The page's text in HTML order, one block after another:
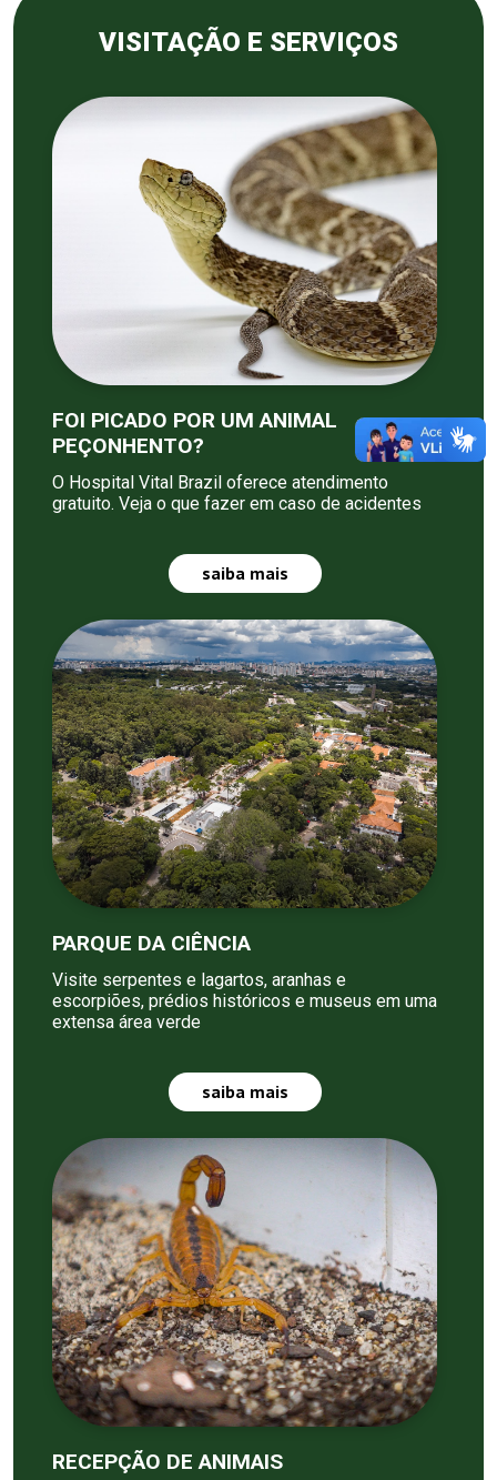
VISITAÇÃO E SERVIÇOS
FOI PICADO POR UM ANIMAL
PEÇONHENTO?
O Hospital Vital Brazil oferece atendimento
gratuito. Veja o que fazer em caso de acidentes
saiba mais
PARQUE DA CIÊNCIA
Visite serpentes e lagartos, aranhas e
escorpiões, prédios históricos e museus em uma
extensa área verde
saiba mais
RECEPÇÃO DE ANIMAIS